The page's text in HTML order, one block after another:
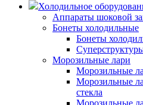
Холодильное
Аппараты шоковой
Бонеты холодильные
Бонеты
Морозильные лари
Морозильные
Морозильные
стекла
Морозильные